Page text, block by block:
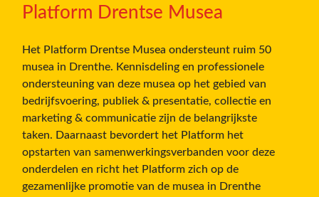
Platform Drentse Musea
Het Platform Drentse Musea ondersteunt ruim 50
musea in Drenthe. Kennisdeling en professionele
ondersteuning van deze musea op het gebied van
bedrijfsvoering, publiek & presentatie, collectie en
marketing & communicatie zijn de belangrijkste
taken. Daarnaast bevordert het Platform het
opstarten van samenwerkingsverbanden voor deze
onderdelen en richt het Platform zich op de
gezamenlijke promotie van de musea in Drenthe